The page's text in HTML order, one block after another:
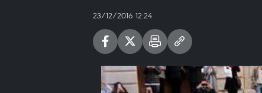
23/12/2016 12:24